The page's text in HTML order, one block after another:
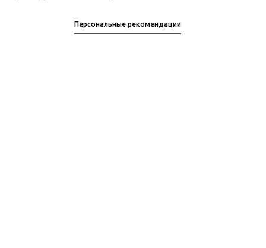
Персональные рекомендации